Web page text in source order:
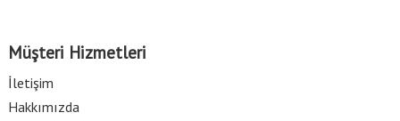
Müşteri Hizmetleri
İletişim
Hakkımızda